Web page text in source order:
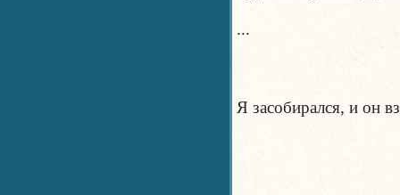
...
Я засобирался, и он